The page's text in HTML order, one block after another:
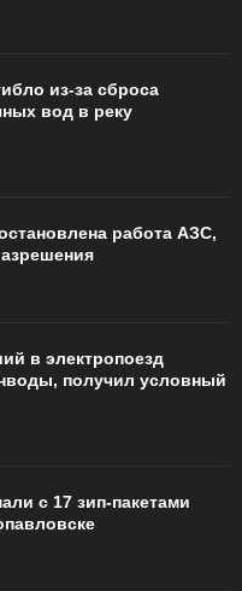
из-за сброса
вод в реку
работа АЗС,
в электропоезд
получил условный
с 17 зип-пакетами